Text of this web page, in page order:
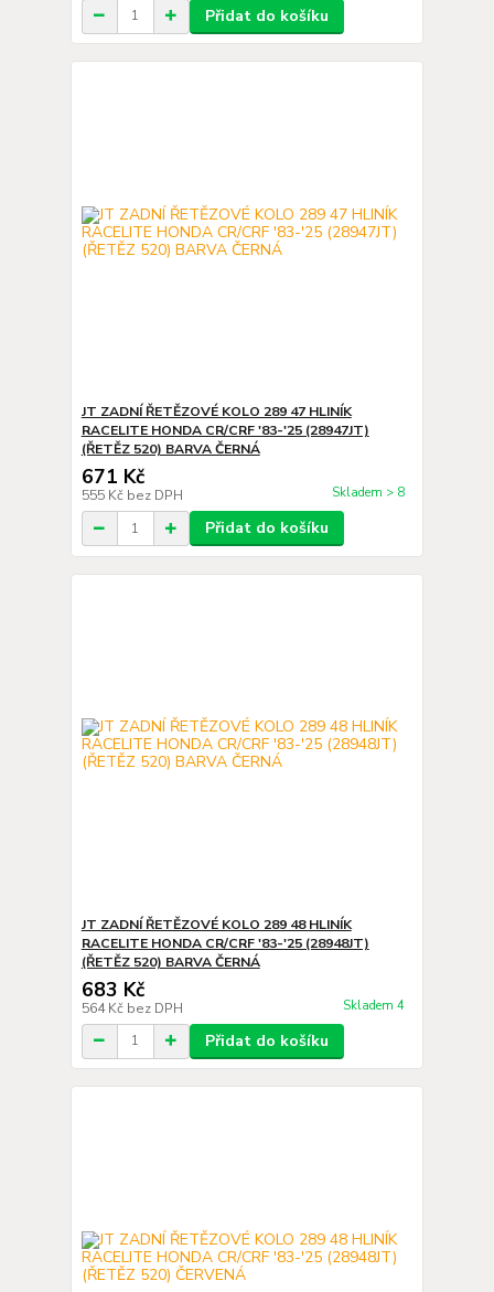
Přidat do košíku
JT ZADNÍ ŘETĚZOVÉ KOLO 289 47 HLINÍK
RACELITE HONDA CR/CRF '83-'25 (28947JT)
(ŘETĚZ 520) BARVA ČERNÁ
671 Kč
555 Kč bez DPH Skladem > 8
Přidat do košíku
JT ZADNÍ ŘETĚZOVÉ KOLO 289 48 HLINÍK
RACELITE HONDA CR/CRF '83-'25 (28948JT)
(ŘETĚZ 520) BARVA ČERNÁ
683 Kč
564 Kč bez DPH Skladem 4
Přidat do košíku